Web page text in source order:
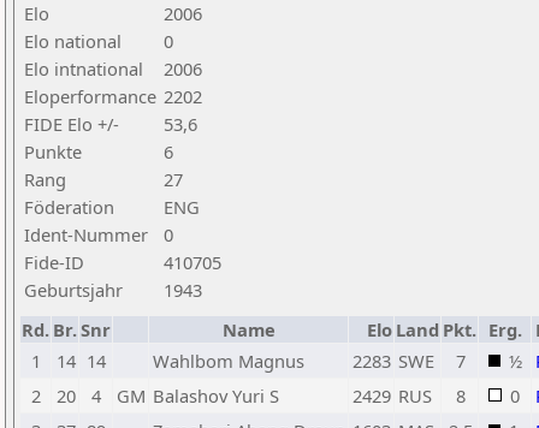
Elo
2006
Elo national
0
Elo intnational
2006
Eloperformance 2202
FIDE Elo +/-
53,6
Punkte
6
Rang
27
Föderation
ENG
Ident-Nummer
0
Fide-ID
410705
Geburtsjahr
1943
Rd. Br.Snr Name Elo Land Pkt. Erg.
1
14 14 Wahlbom Magnus 2283 SWE 7 ½
2
20 4 GM Balashov Yuri S 2429 RUS 8 0